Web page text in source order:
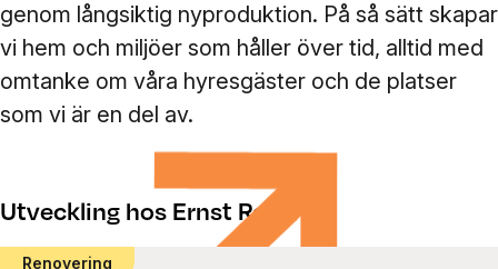
genom långsiktig nyproduktion. På så sätt skapar
vi hem och miljöer som håller över tid, alltid med
omtanke om våra hyresgäster och de platser
som vi är en del av.
Utveckling hos Ernst Rosén
Renovering